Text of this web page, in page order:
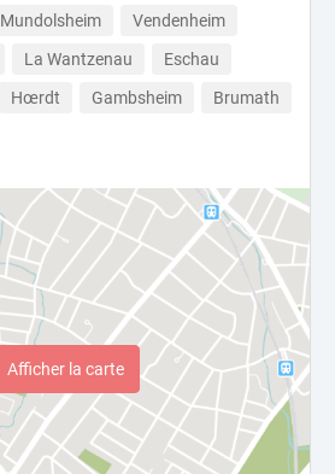
Mundolsheim
Vendenheim
La Wantzenau
Eschau
Hœrdt Gambsheim
Brumath
Afficher la carte